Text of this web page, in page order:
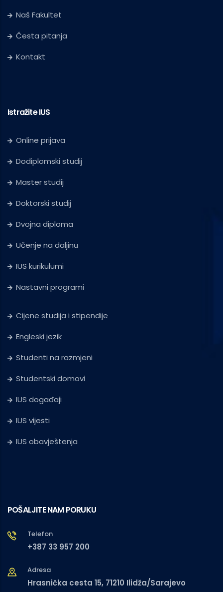
Naš Fakultet
Česta pitanja
Kontakt
Istražite IUS
Online prijava
Dodiplomski studij
Master studij
Doktorski studij
Dvojna diploma
Učenje na daljinu
IUS kurikulumi
Nastavni programi
Cijene studija i stipendije
Engleski jezik
Studenti na razmjeni
Studentski domovi
IUS događaji
IUS vijesti
IUS obavještenja
POŠALJITE NAM PORUKU
Telefon
+387 33 957 200
Adresa
Hrasnička cesta 15, 71210 Ilidža/Sarajevo